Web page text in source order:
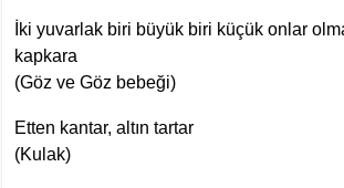
İki yuvarlak biri büyük biri küçük onlar
kapkara
(Göz ve Göz bebeği)
Etten kantar, altın tartar
(Kulak)